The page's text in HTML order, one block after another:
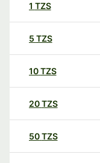
1 TZS
5 TZS
10TZS
20TZS
50TZS